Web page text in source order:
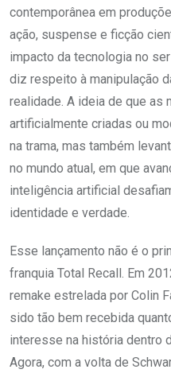
contemporânea em
ação, suspense e ficção
impacto da tecnologia no
diz respeito à manipulação
realidade. A ideia de que as
artificialmente criadas ou
na trama, mas também
no mundo atual, em que
inteligência artificial
identidade e verdade.
Esse lançamento não é o
franquia Total Recall. Em
remake estrelada por Colin
sido tão bem recebida
interesse na história dentro
Agora, com a volta de